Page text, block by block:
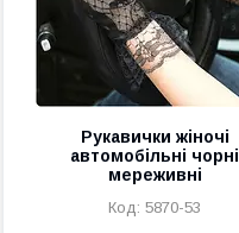
Рукавички жіночі
автомобільні чорні
мереживні
5870-53